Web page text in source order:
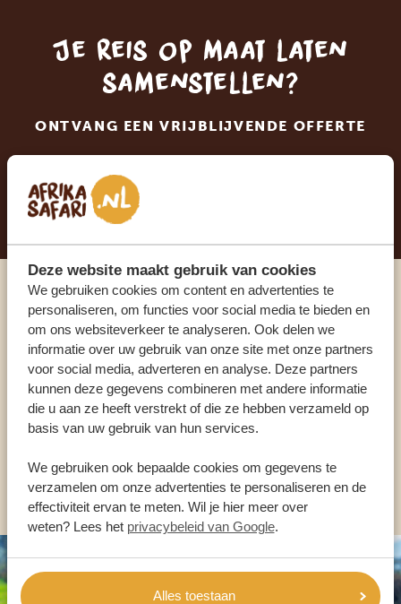
Deze website maakt gebruik van cookies
We gebruiken cookies om content en advertenties te
personaliseren, om functies voor social media te bieden en
om ons websiteverkeer te analyseren. Ook delen we
informatie over uw gebruik van onze site met onze partners
voor social media, adverteren en analyse. Deze partners
kunnen deze gegevens combineren met andere informatie
die u aan ze heeft verstrekt of die ze hebben verzameld op
basis van uw gebruik van hun services.
We gebruiken ook bepaalde cookies om gegevens te
verzamelen om onze advertenties te personaliseren en de
effectiviteit ervan te meten. Wil je hier meer over
weten? Lees het privacybeleid van Google.
Alles toestaan
Je reis op maat laten
samenstellen?
ONTVANG EEN VRIJBLIJVENDE OFFERTE
STEL NU JOUW DROOMREIS SAMEN
Praat met een expert
ONZE SPECIALISTEN STAAN VOOR JE KLAAR
NL:+31 174 700 212
ANDERE LANDEN